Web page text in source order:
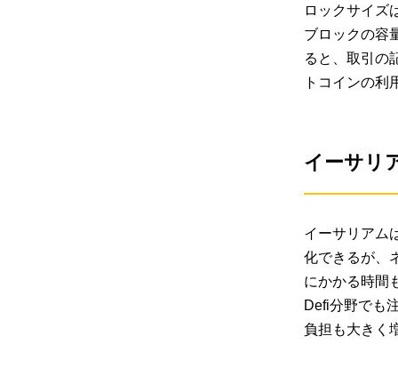
ロックサイズ
ブロックの容
ると、取引の
トコインの利
イーサリ
イーサリアム
化できるが、
にかかる時間
Defi分野でも
負担も大きく